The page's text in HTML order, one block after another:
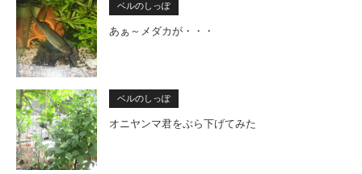
ベルのしっぽ
あぁ～メダカが・・・
ベルのしっぽ
オニヤンマ君をぶら下げてみた